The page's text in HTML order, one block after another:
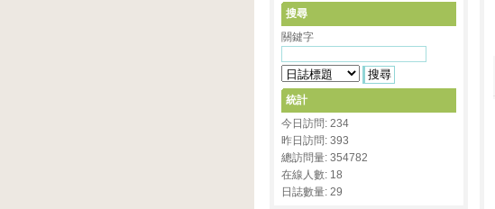
搜尋
關鍵字
統計
今日訪問: 234
昨日訪問: 393
總訪問量: 354782
在線人數: 18
日誌數量: 29